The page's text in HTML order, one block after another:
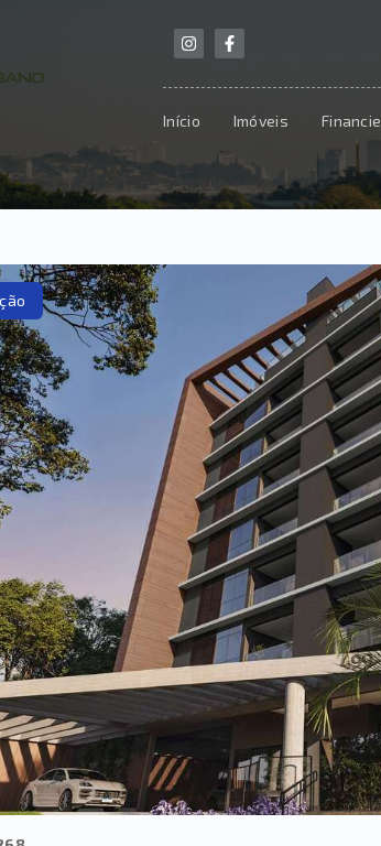
Início Imóveis Financie